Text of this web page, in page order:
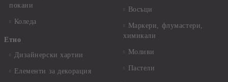
покани
Коледа
Етно
Дизайнерски хартии
Елементи за декорация
Восъци
Маркери, флумастери,
химикали
Моливи
Пастели